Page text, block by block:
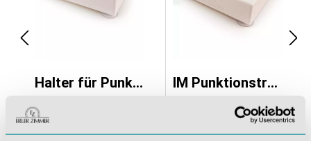
Halter für Punktionskissen VET5050A oder VET5055A
83,30 €*
IM Punktionstrainer Kleintier